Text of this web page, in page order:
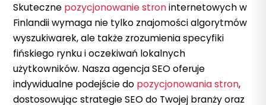
Skuteczne pozycjonowanie stroninternetowych w
Finlandii wymaga nie tylko znajomości algorytmów
wyszukiwarek, ale także zrozumienia specyfiki
fińskiego rynku i oczekiwań lokalnych
użytkowników. Nasza agencja SEO oferuje
indywidualne podejście do pozycjonowania stron,
dostosowując strategie SEO do Twojej branży oraz